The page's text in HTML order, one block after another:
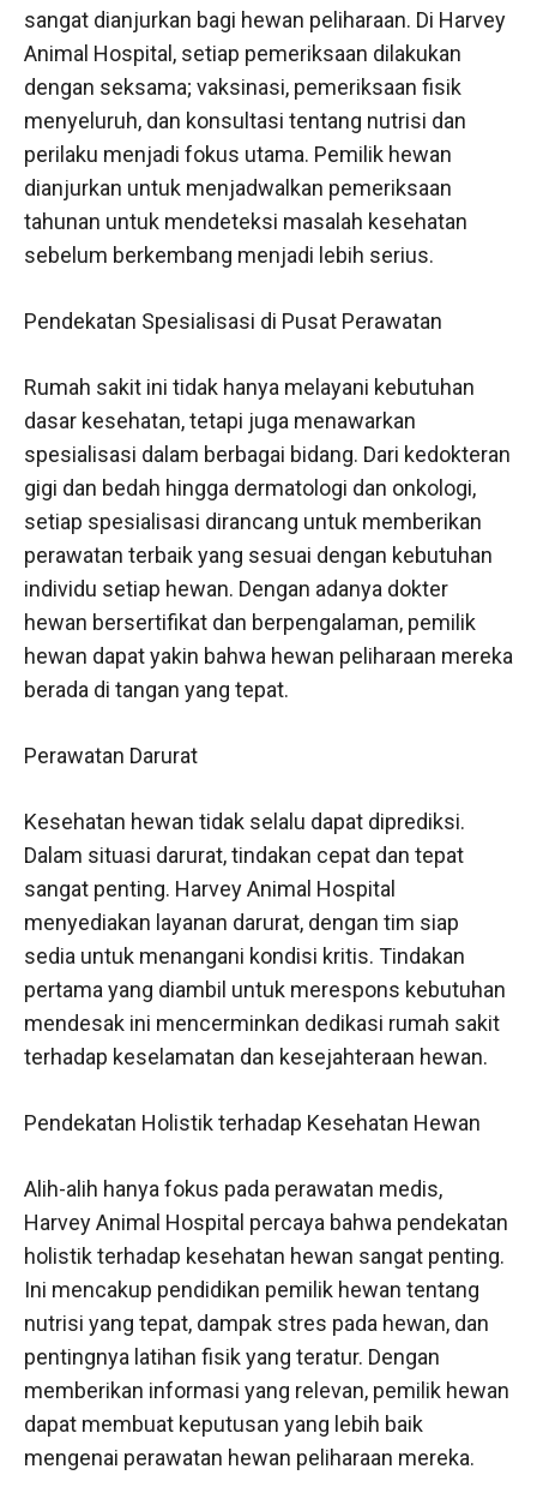
sangat dianjurkan bagi hewan peliharaan. Di Harvey
Animal Hospital, setiap pemeriksaan dilakukan
dengan seksama; vaksinasi, pemeriksaan fisik
menyeluruh, dan konsultasi tentang nutrisi dan
perilaku menjadi fokus utama. Pemilik hewan
dianjurkan untuk menjadwalkan pemeriksaan
tahunan untuk mendeteksi masalah kesehatan
sebelum berkembang menjadi lebih serius.
Pendekatan Spesialisasi di Pusat Perawatan
Rumah sakit ini tidak hanya melayani kebutuhan
dasar kesehatan, tetapi juga menawarkan
spesialisasi dalam berbagai bidang. Dari kedokteran
gigi dan bedah hingga dermatologi dan onkologi,
setiap spesialisasi dirancang untuk memberikan
perawatan terbaik yang sesuai dengan kebutuhan
individu setiap hewan. Dengan adanya dokter
hewan bersertifikat dan berpengalaman, pemilik
hewan dapat yakin bahwa hewan peliharaan mereka
berada di tangan yang tepat.
Perawatan Darurat
Kesehatan hewan tidak selalu dapat diprediksi.
Dalam situasi darurat, tindakan cepat dan tepat
sangat penting. Harvey Animal Hospital
menyediakan layanan darurat, dengan tim siap
sedia untuk menangani kondisi kritis. Tindakan
pertama yang diambil untuk merespons kebutuhan
mendesak ini mencerminkan dedikasi rumah sakit
terhadap keselamatan dan kesejahteraan hewan.
Pendekatan Holistik terhadap Kesehatan Hewan
Alih-alih hanya fokus pada perawatan medis,
Harvey Animal Hospital percaya bahwa pendekatan
holistik terhadap kesehatan hewan sangat penting.
Ini mencakup pendidikan pemilik hewan tentang
nutrisi yang tepat, dampak stres pada hewan, dan
pentingnya latihan fisik yang teratur. Dengan
memberikan informasi yang relevan, pemilik hewan
dapat membuat keputusan yang lebih baik
mengenai perawatan hewan peliharaan mereka.